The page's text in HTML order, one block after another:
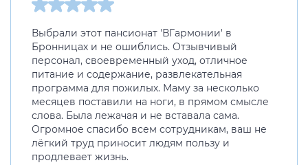
Выбрали этот пансионат 'ВГармонии' в
Бронницах и не ошиблись. Отзывчивый
персонал, своевременный уход, отличное
питание и содержание, развлекательная
программа для пожилых. Маму за несколько
месяцев поставили на ноги, в прямом смысле
слова. Была лежачая и не вставала сама.
Огромное спасибо всем сотрудникам, ваш не
лёгкий труд приносит людям пользу и
продлевает жизнь.